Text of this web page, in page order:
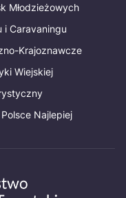
Młodzieżowych
i Caravaningu
Krajoznawcze
Wiejskiej
Najlepiej